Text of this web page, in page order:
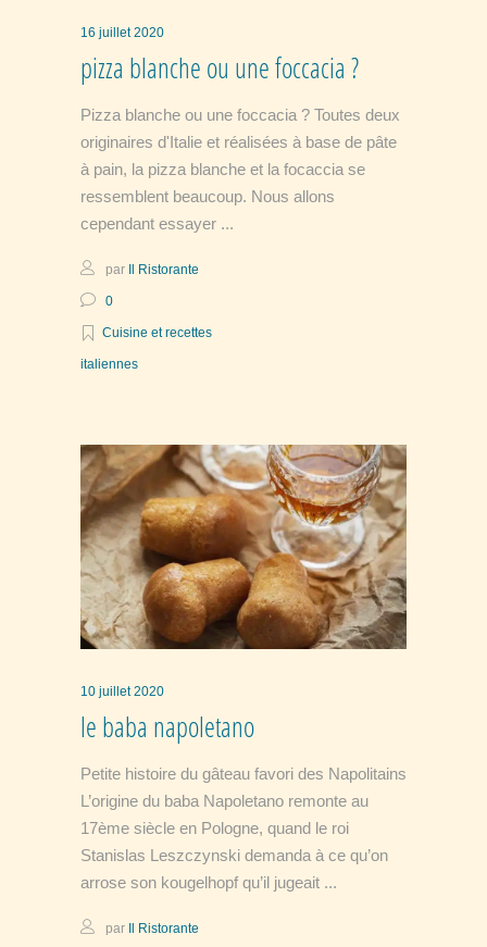
16 juillet 2020
pizza blanche ou une foccacia ?
Pizza blanche ou une foccacia ? Toutes deux
originaires d'Italie et réalisées à base de pâte
à pain, la pizza blanche et la focaccia se
ressemblent beaucoup. Nous allons
cependant essayer
par Il Ristorante
0
Cuisine et recettes
italiennes
10 juillet 2020
le baba napoletano
Petite histoire du gâteau favori des Napolitains
L’origine du baba Napoletano remonte au
17ème siècle en Pologne, quand le roi
Stanislas Leszczynski demanda à ce qu’on
arrose son kougelhopf qu’il jugeait
par Il Ristorante